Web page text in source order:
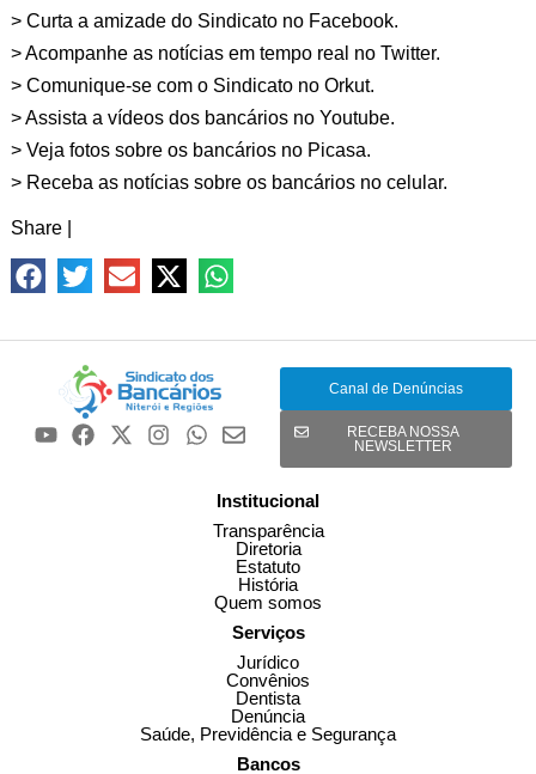
> Curta a amizade do Sindicato no Facebook.
> Acompanhe as notícias em tempo real no Twitter.
> Comunique-se com o Sindicato no Orkut.
> Assista a vídeos dos bancários no Youtube.
> Veja fotos sobre os bancários no Picasa.
> Receba as notícias sobre os bancários no celular.
Share
Canal de Denúncias
RECEBA NOSSA
NEWSLETTER
Institucional
Transparência
Diretoria
Estatuto
História
Quem somos
Serviços
Jurídico
Convênios
Dentista
Denúncia
Saúde, Previdência e Segurança
Bancos